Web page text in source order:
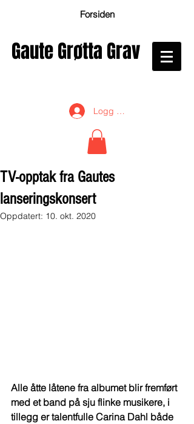
Forsiden
Gaute Grøtta Grav
Logg inn
TV-opptak fra Gautes
lanseringskonsert
Oppdatert: 10. okt. 2020
Alle åtte låtene fra albumet blir fremført
med et band på sju flinke musikere, i
tillegg er talentfulle Carina Dahl både